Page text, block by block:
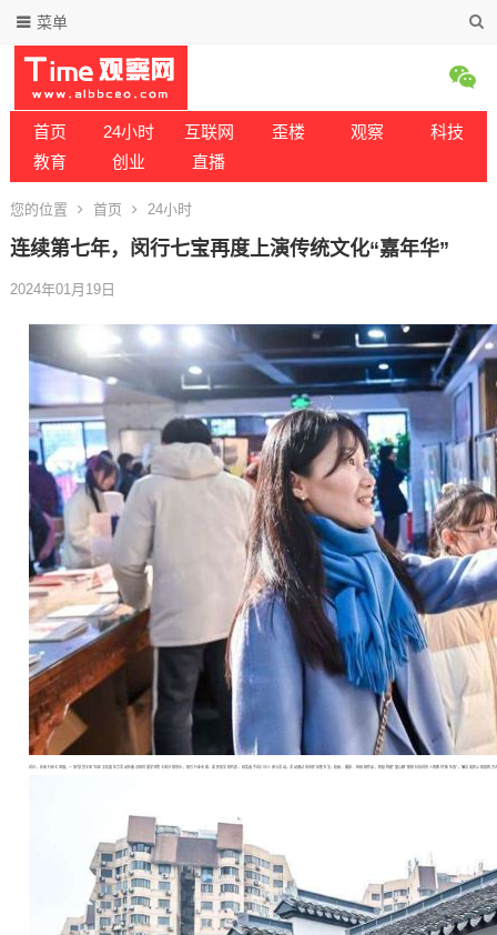
菜单
首页 24小时 互联网 歪楼 观察
科技
教育
创业 直播
您的位置 首页 24小时
连续第七年，闵行七宝再度上演传统文化“嘉年华”
2024年01月19日
近日，在闵行区七宝镇，一场“慧赏七宝”社区文化嘉年华活动在秦汉胡同国学书院七宝分馆举办，吸引行业专家、居民及学校代表、获奖选手近200人参与活动。活动通过向市民征集书法、绘画、摄影、短视频作品，积极构建“童心圆”家校社协同育人的教育“新生态”，倡导居民以家庭的